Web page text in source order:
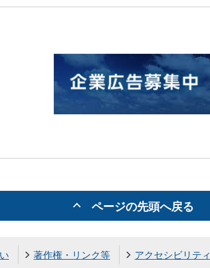
ページの先頭へ戻る
著作権・リンク等 アクセシビリティ